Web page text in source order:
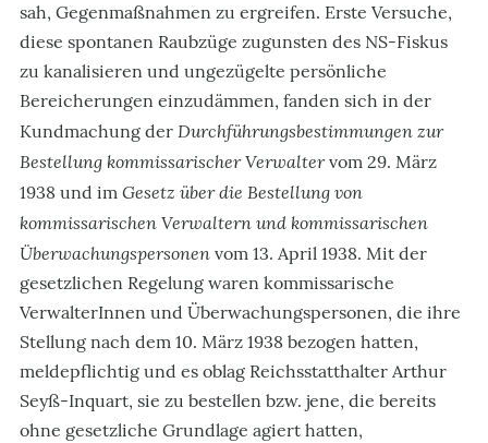
sah, Gegenmaßnahmen zu ergreifen. Erste Versuche,
diese spontanen Raubzüge zugunsten des NS-Fiskus
zu kanalisieren und ungezügelte persönliche
Bereicherungen einzudämmen, fanden sich in der
Kundmachung der Durchführungsbestimmungen zur
Bestellung kommissarischer Verwaltervom 29. März
1938 und im Gesetz über die Bestellung von
kommissarischen Verwaltern und kommissarischen
Überwachungspersonen vom 13. April 1938. Mit der
gesetzlichen Regelung waren kommissarische
VerwalterInnen und Überwachungspersonen, die ihre
Stellung nach dem 10. März 1938 bezogen hatten,
meldepflichtig und es oblag Reichsstatthalter Arthur
Seyß-Inquart, sie zu bestellen bzw. jene, die bereits
ohne gesetzliche Grundlage agiert hatten,